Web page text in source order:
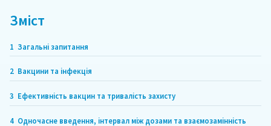
Зміст
1 Загальні запитання
2 Вакцини та інфекція
3 Ефективність вакцин та тривалість захисту
4 Одночасне введення, інтервал між дозами та взаємозамінність